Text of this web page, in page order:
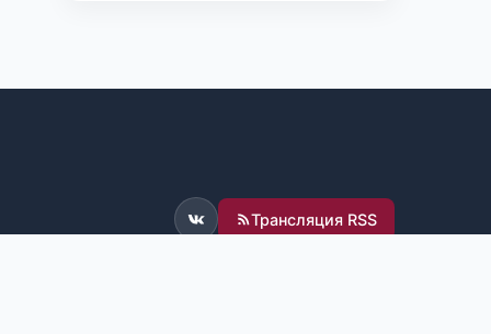
ВКонтакте
Трансляция RSS